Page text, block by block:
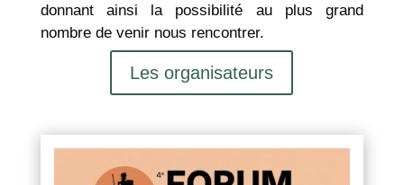
donnant ainsi la possibilité au plus grand
nombre de venir nous rencontrer.
Les organisateurs